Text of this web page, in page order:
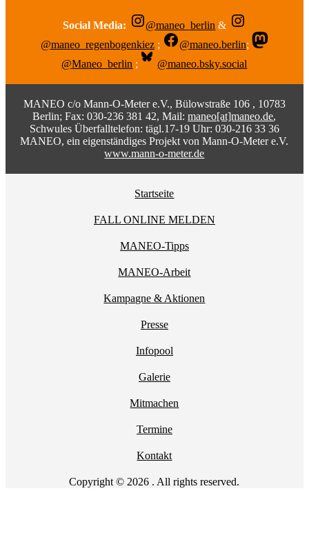
Social Media: @maneo_berlin &
@maneo_regenbogenkiez ; @maneo.berlin;
@Maneo_berlin ; @maneo.bsky.social
MANEO c/o Mann-O-Meter e.V., Bülowstraße 106 , 10783
Berlin; Fax: 030-236 381 42, Mail:maneo[at]maneo.de,
Schwules Überfalltelefon: tägl.17-19 Uhr: 030-216 33 36
MANEO, ein eigenständiges Projekt von Mann-O-Meter e.V.
www.mann-o-meter.de
Startseite
FALL ONLINE MELDEN
MANEO-Tipps
MANEO-Arbeit
Kampagne & Aktionen
Presse
Infopool
Galerie
Mitmachen
Termine
Kontakt
Copyright © 2026 . All rights reserved.